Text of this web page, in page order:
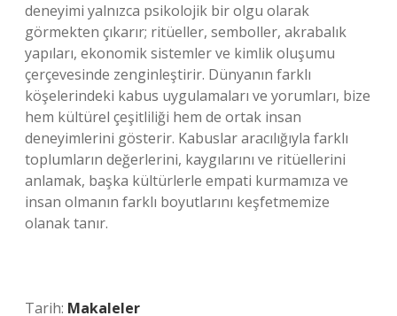
deneyimi yalnızca psikolojik bir olgu olarak
görmekten çıkarır; ritüeller, semboller, akrabalık
yapıları, ekonomik sistemler ve kimlik oluşumu
çerçevesinde zenginleştirir. Dünyanın farklı
köşelerindeki kabus uygulamaları ve yorumları, bize
hem kültürel çeşitliliği hem de ortak insan
deneyimlerini gösterir. Kabuslar aracılığıyla farklı
toplumların değerlerini, kaygılarını ve ritüellerini
anlamak, başka kültürlerle empati kurmamıza ve
insan olmanın farklı boyutlarını keşfetmemize
olanak tanır.
Tarih: Makaleler